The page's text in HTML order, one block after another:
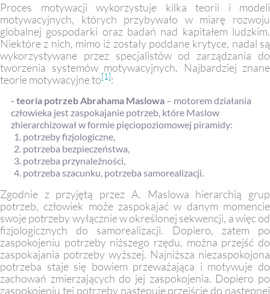
Proces motywacji wykorzystuje kilka teorii i modeli
motywacyjnych, których przybywało w miarę rozwoju
globalnej gospodarki oraz badań nad kapitałem ludzkim.
Niektóre z nich, mimo iż zostały poddane krytyce, nadal są
wykorzystywane przez specjalistów od zarządzania do
tworzenia systemów motywacyjnych. Najbardziej znane
teorie motywacyjne to[1]:
- teoria potrzeb Abrahama Maslowa– motorem działania
człowieka jest zaspokajanie potrzeb, które Maslow
zhierarchizował w formie pięciopoziomowej piramidy:
potrzeby fizjologiczne,
potrzeba bezpieczeństwa,
potrzeba przynależności,
potrzeba szacunku, potrzeba samorealizacji.
Zgodnie z przyjętą przez A. Maslowa hierarchią grup
potrzeb, człowiek może zaspokajać w danym momencie
swoje potrzeby wyłącznie w określonej sekwencji, a więc od
fizjologicznych do samorealizacji. Dopiero, zatem po
zaspokojeniu potrzeby niższego rzędu, można przejść do
zaspokajania potrzeby wyższej. Najniższa niezaspokojona
potrzeba staje się bowiem przeważająca i motywuje do
zachowań zmierzających do jej zaspokojenia. Dopiero po
zaspokojeniu tej potrzeby następuje przejście do następnej